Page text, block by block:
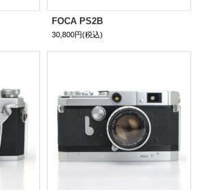
FOCA PS2B
30,800円(税込)